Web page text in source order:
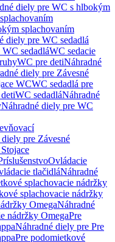
diely pre WC s hlbokým
splachovaním
diely pre WC sedadlá
sedadláWC sedacie
WC pre detiNáhradné
diely pre Závesné
WCWC sedadlá pre
WC sedadláNáhradné
Náhradné diely pre WC
pre Závesné
Ovládacie
tlačidláNáhradné
splachovacie nádržky
splachovacie nádržky
OmegaNáhradné
nádržky OmegaPre
Náhradné diely pre Pre
Pre podomietkové